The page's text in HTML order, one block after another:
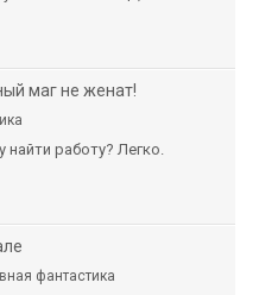
маг не женат!
найти работу? Легко.
фантастика